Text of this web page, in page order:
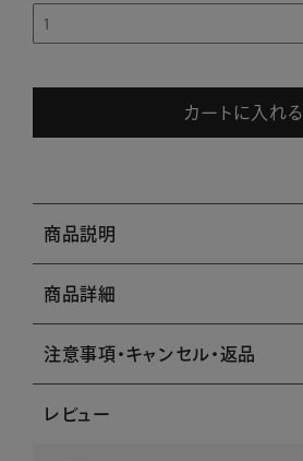
カートに入れる
商品説明
商品詳細
注意事項・キャンセル・返品
レビュー